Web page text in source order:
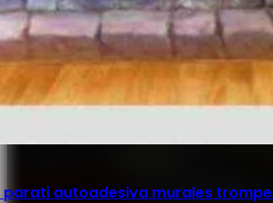
autoadesiva murales trompe